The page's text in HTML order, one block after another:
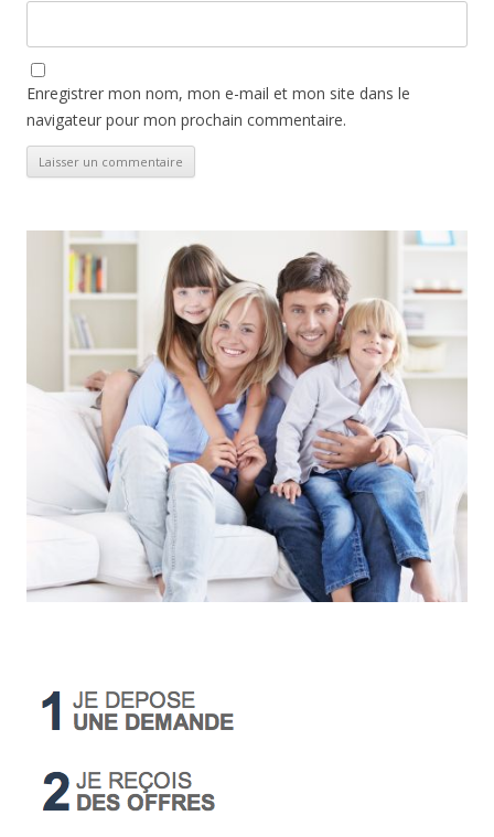
Enregistrer mon nom, mon e-mail et mon site dans le
navigateur pour mon prochain commentaire.